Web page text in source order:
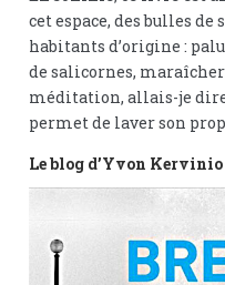
cet espace, des bulles
habitants d’origine :
de salicornes,
méditation, allais-je
permet de laver son
Le blog d’Yvon Kervinio